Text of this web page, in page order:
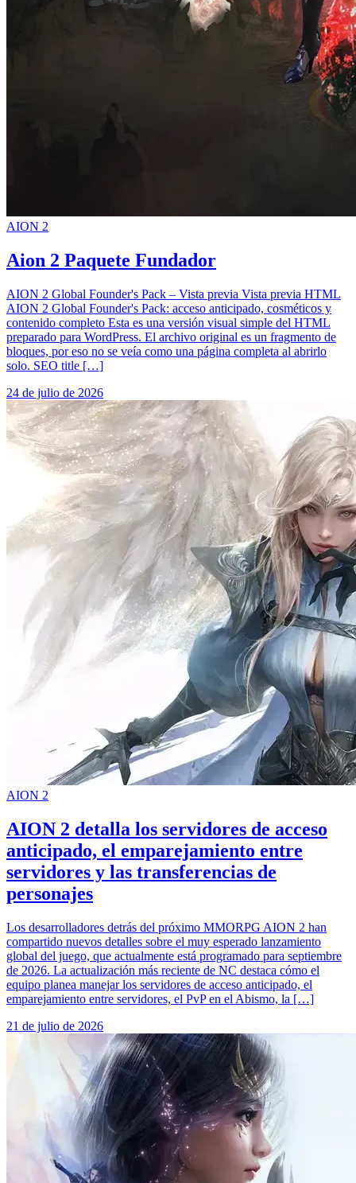
AION 2
Aion 2 Paquete Fundador
AION 2 Global Founder's Pack – Vista previa Vista previa HTML
AION 2 Global Founder's Pack: acceso anticipado, cosméticos y
contenido completo Esta es una versión visual simple del HTML
preparado para WordPress. El archivo original es un fragmento de
bloques, por eso no se veía como una página completa al abrirlo
solo. SEO title […]
24 de julio de 2026
AION 2
AION 2 detalla los servidores de acceso
anticipado, el emparejamiento entre
servidores y las transferencias de
personajes
Los desarrolladores detrás del próximo MMORPG AION 2 han
compartido nuevos detalles sobre el muy esperado lanzamiento
global del juego, que actualmente está programado para septiembre
de 2026. La actualización más reciente de NC destaca cómo el
equipo planea manejar los servidores de acceso anticipado, el
emparejamiento entre servidores, el PvP en el Abismo, la […]
21 de julio de 2026